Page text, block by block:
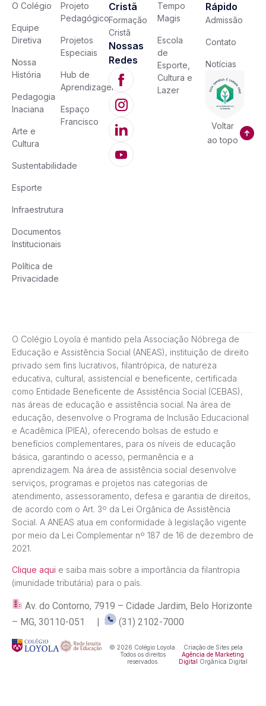
O Colégio
Equipe
Diretiva
Nossa
História
Pedagogia
Inaciana
Arte e
Cultura
Sustentabilidade
Esporte
Infraestrutura
Documentos
Institucionais
Política de
Privacidade
Projeto
Pedagógico
Projetos
Especiais
Hub de
Aprendizagem
Espaço
Francisco
Cristã
Formação
Cristã
Nossas
Redes
Tempo
Magis
Escola
de
Esporte,
Cultura e
Lazer
Rápido
Admissão
Contato
Notícias
Voltar
ao topo
O Colégio Loyola é mantido pela Associação Nóbrega de
Educação e Assistência Social (ANEAS), instituição de direito
privado sem fins lucrativos, filantrópica, de natureza
educativa, cultural, assistencial e beneficente, certificada
como Entidade Beneficente de Assistência Social (CEBAS),
nas áreas de educação e assistência social. Na área de
educação, desenvolve o Programa de Inclusão Educacional
e Acadêmica (PIEA), oferecendo bolsas de estudo e
benefícios complementares, para os níveis de educação
básica, garantindo o acesso, permanência e a
aprendizagem. Na área de assistência social desenvolve
serviços, programas e projetos nas categorias de
atendimento, assessoramento, defesa e garantia de direitos,
de acordo com o Art. 3º da Lei Orgânica de Assistência
Social. A ANEAS atua em conformidade à legislação vigente
por meio da Lei Complementar nº 187 de 16 de dezembro de
2021.
Clique aqui e saiba mais sobre a importância da filantropia
(imunidade tributária) para o país.
Av. do Contorno, 7919 – Cidade Jardim, Belo Horizonte
– MG, 30110-051 |
(31) 2102-7000
© 2026 Colégio Loyola.
Todos os direitos
reservados.
Criação de Sites pela
Agência de Marketing
Digital
Orgânica Digital